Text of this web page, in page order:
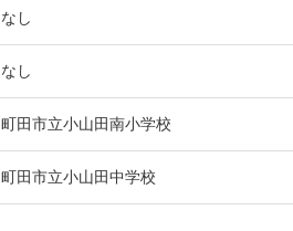
なし
なし
町田市立小山田南小学校
町田市立小山田中学校